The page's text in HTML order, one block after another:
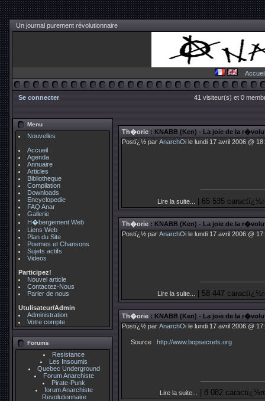
Un journal purement révolutionnaire
Accueil
Se connecter 41 visiteur(s) et 0
Menu
Nouvelles
Accueil
Agenda
Annuaire
Articles
Bibliotheque
Compilation
Downloads
Encyclopedie
FAQ Anar
Gallerie
H�bergement Web
Liens Web
Plan du Site
Poemes et Chansons
Sujets actifs
Videos
Participez!
Nouvel article
Contactez-Nous
Parler de nous
Utulisateur/Admin
Administration
Votre compte
Forums
Resistance
Les Insoumis
Quebec Underground
Forum Anarchiste
Pirate-Punk
forum Anarchiste
Revolutionnaire
Th�orie : KNABB (Ken) - La joie de la
Postï¿½ par AnarchOi le lundi 17 avril 2006 @
Lire la suite... | 65 535
Th�orie : KNABB (Ken) - La joie de la
Postï¿½ par AnarchOi le lundi 17 avril 2006 @
Lire la suite... | 58 447
Th�orie : KNABB (Ken) - La joie de la
Postï¿½ par AnarchOi le lundi 17 avril 2006 @
Source : http://www.bopsecrets.org
Lire la suite... | 8 082